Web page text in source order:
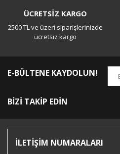
ÜCRETSİZ KARGO
2500 TL ve üzeri siparişlerinizde
ücretsiz kargo
E-BÜLTENE KAYDOLUN!
BİZİ TAKİP EDİN
İLETİŞİM NUMARALARI